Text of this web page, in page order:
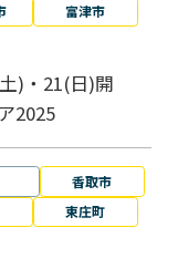
富津市
)・21(日)開
2025
香取市
東庄町